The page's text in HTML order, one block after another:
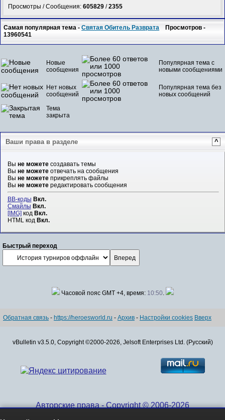
Просмотры / Сообщения:605829 /2355
Самая популярная тема -Святая Обитель Разврата Просмотров -
13960541
Новые
сообщения
Популярная тема с
новыми сообщениями
Нет новых
сообщений
Популярная тема без
новых сообщений
Тема
закрыта
Ваши права в разделе ^
Вы не можетесоздавать темы
Вы не можетеотвечать на сообщения
Вы не можетеприкреплять файлы
Вы не можетередактировать сообщения
BB-коды Вкл.
Смайлы Вкл.
[IMG]код Вкл.
HTML код Вкл.
Быстрый переход
Часовой пояс GMT +4, время: 10:50.
Обратная связь - https://heroesworld.ru - Архив - Настройки cookies Вверх
vBulletin v3.5.0, Copyright ©2000-2026, Jelsoft Enterprises Ltd. (Русский)
Авторские права - Copyright © 2006-2026